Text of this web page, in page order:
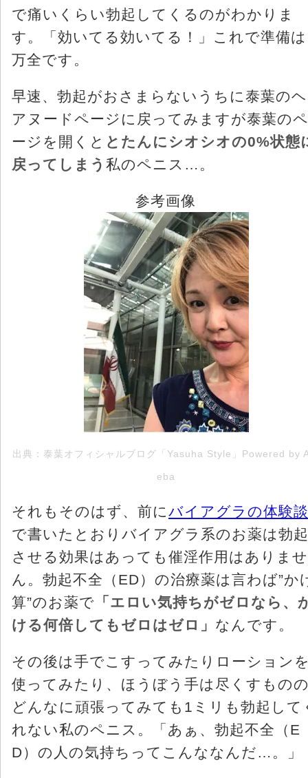
で痛いくらい勃起してくるのがわかりま
す。「効いてる効いてる！」これで準備は
万全です。
早速、勃起がおさまらないうちに泰葉のヘ
アヌードページに戻ってみますが泰葉のペ
ージを開くと とたんにシオシオの0%状態
戻ってしまう 私のペニス…。
参考画像
出典：泰葉オフィシャルブログ「Yasuha Style」Powered by
eba
それもそのはず、前に バイアグラの体験談
で書いたとおりバイアグラ系のお薬は勃起
させる効果はあっても催淫作用はありませ
ん。勃起不全（ED）の治療薬は言わば”か
算”のお薬で 「エロい気持ちがゼロなら、
ける何倍してもゼロはゼロ」 なんです。
その後は手でこすってみたりローション
使ってみたり、ほうぼう手は尽くすもの
どんなに頑張ってみても1ミリも勃起して
れない私のペニス。「あぁ、勃起不全（E
D）の人の気持ちってこんななんだ…。」